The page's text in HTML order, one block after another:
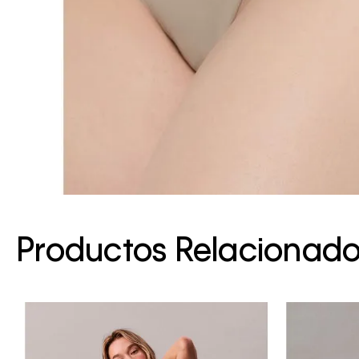
Productos